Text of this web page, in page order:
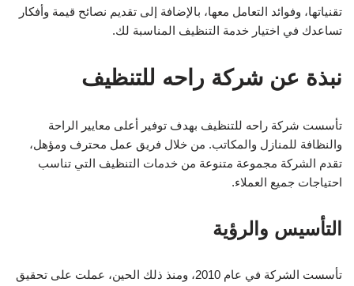
تقنياتها، وفوائد التعامل معها، بالإضافة إلى تقديم نصائح قيمة وأفكار
تساعدك في اختيار خدمة التنظيف المناسبة لك.
نبذة عن شركة راحه للتنظيف
تأسست شركة راحه للتنظيف بهدف توفير أعلى معايير الراحة
والنظافة للمنازل والمكاتب. من خلال فريق عمل محترف ومؤهل،
تقدم الشركة مجموعة متنوعة من خدمات التنظيف التي تناسب
احتياجات جميع العملاء.
التأسيس والرؤية
تأسست الشركة في عام 2010، ومنذ ذلك الحين، عملت على تحقيق